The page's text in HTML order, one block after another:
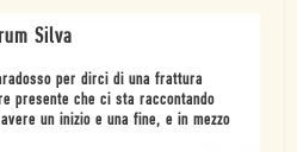
Silva
per dirci di una frattura
presente che ci sta raccontando
un inizio e una fine, e in mezzo